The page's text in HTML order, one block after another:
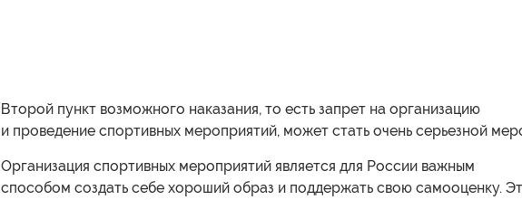
Второй пункт возможного наказания, то есть запрет на организацию
и проведение спортивных мероприятий, может стать очень серьезной
Организация спортивных мероприятий является для России важным
способом создать себе хороший образ и поддержать свою самооценку.